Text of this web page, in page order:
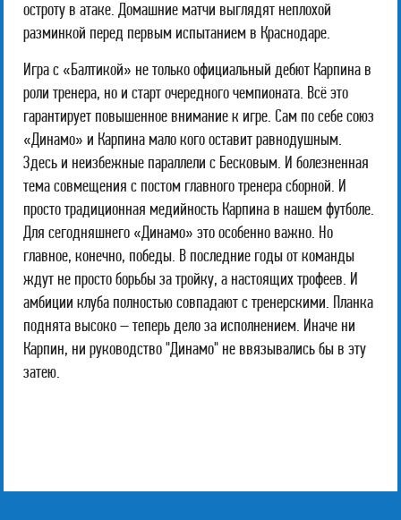
остроту в атаке. Домашние матчи выглядят неплохой
разминкой перед первым испытанием в Краснодаре.
Игра с «Балтикой» не только официальный дебют Карпина в
роли тренера, но и старт очередного чемпионата. Всё это
гарантирует повышенное внимание к игре. Сам по себе союз
«Динамо» и Карпина мало кого оставит равнодушным.
Здесь и неизбежные параллели с Бесковым. И болезненная
тема совмещения с постом главного тренера сборной. И
просто традиционная медийность Карпина в нашем футболе.
Для сегодняшнего «Динамо» это особенно важно. Но
главное, конечно, победы. В последние годы от команды
ждут не просто борьбы за тройку, а настоящих трофеев. И
амбиции клуба полностью совпадают с тренерскими. Планка
поднята высоко – теперь дело за исполнением. Иначе ни
Карпин, ни руководство "Динамо" не ввязывались бы в эту
затею.